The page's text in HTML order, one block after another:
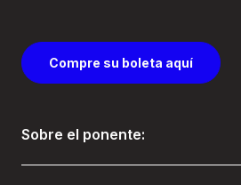
Compre su boleta aquí
Sobre el ponente: